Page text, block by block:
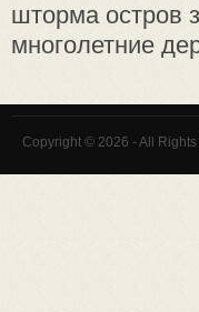
шторма остров
многолетние
Copyright © 2026 - All